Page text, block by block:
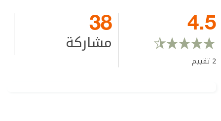
4.5
2 تقييم
38
مشاركة